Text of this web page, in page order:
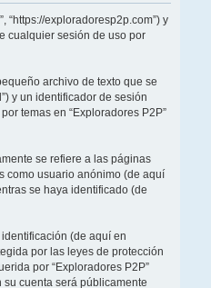
“https://exploradoresp2p.com”) y
cualquier sesión de uso por
archivo de texto que se
y un identificador de sesión
temas en “Exploradores P2P”
se refiere a las páginas
como usuario anónimo (de aquí
se haya identificado (de
(de aquí en
por las leyes de protección
por “Exploradores P2P”
cuenta será públicamente